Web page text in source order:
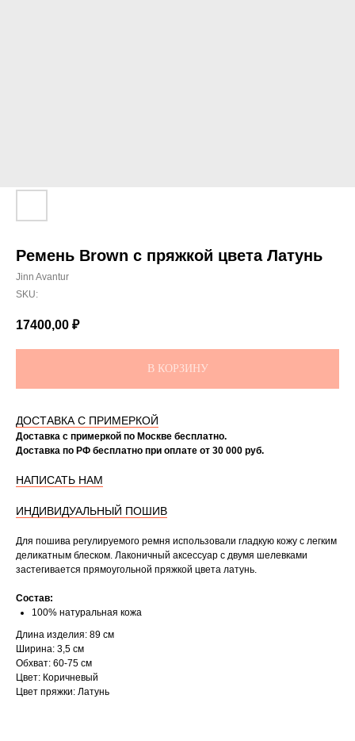
Ремень Brown с пряжкой цвета Латунь
Jinn Avantur
SKU:
17400,00 ₽
В КОРЗИНУ
ДОСТАВКА С ПРИМЕРКОЙ
Доставка с примеркой по Москве бесплатно.
Доставка по РФ бесплатно при оплате от 30 000 руб.
НАПИСАТЬ НАМ
ИНДИВИДУАЛЬНЫЙ ПОШИВ
Для пошива регулируемого ремня использовали гладкую кожу с легким
деликатным блеском. Лаконичный аксессуар с двумя шелевками
застегивается прямоугольной пряжкой цвета латунь.
Состав:
100% натуральная кожа
Длина изделия: 89 см
Ширина: 3,5 см
Обхват: 60-75 см
Цвет: Коричневый
Цвет пряжки: Латунь